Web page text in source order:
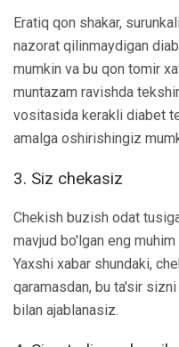
Eratiq qon shakar,
nazorat qilinmaydigan
mumkin va bu qon tomir
muntazam ravishda
vositasida kerakli diabet
amalga oshirishingiz
3. Siz chekasiz
Chekish buzish odat
mavjud bo'lgan eng
Yaxshi xabar shundaki,
qaramasdan, bu ta'sir
bilan ajablanasiz.